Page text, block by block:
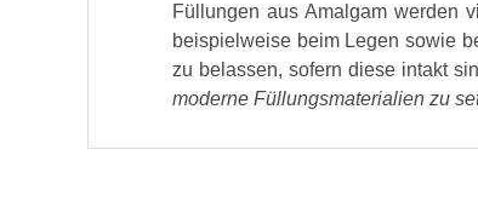
Füllungen aus Amalgam werden
beispielweise beim Legen sowie
zu belassen, sofern diese intakt
moderne Füllungsmaterialien zu